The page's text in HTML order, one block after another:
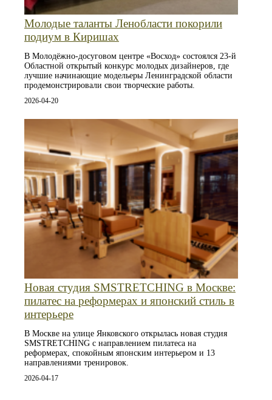
Молодые таланты Ленобласти покорили
подиум в Киришах
В Молодёжно-досуговом центре «Восход» состоялся 23-й
Областной открытый конкурс молодых дизайнеров, где
лучшие начинающие модельеры Ленинградской области
продемонстрировали свои творческие работы.
2026-04-20
Новая студия SMSTRETCHING в Москве:
пилатес на реформерах и японский стиль в
интерьере
В Москве на улице Янковского открылась новая студия
SMSTRETCHING с направлением пилатеса на
реформерах, спокойным японским интерьером и 13
направлениями тренировок.
2026-04-17